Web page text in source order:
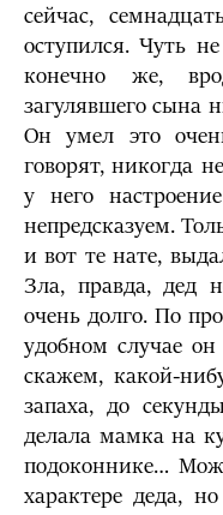
сейчас,
оступился. Чуть
конечно же,
загулявшего сына
Он умел это
говорят, никогда
у него
непредсказуем.
и вот те нате,
Зла, правда, дед
очень долго. По
удобном случае
скажем, какой-
запаха, до
делала мамка на
подоконнике…
характере деда,